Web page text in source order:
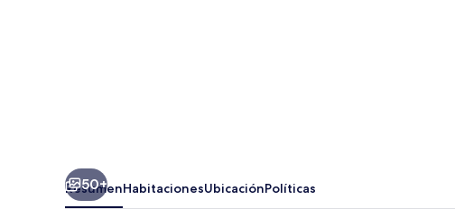
50+
ResumenHabitacionesUbicaciónPolíticas